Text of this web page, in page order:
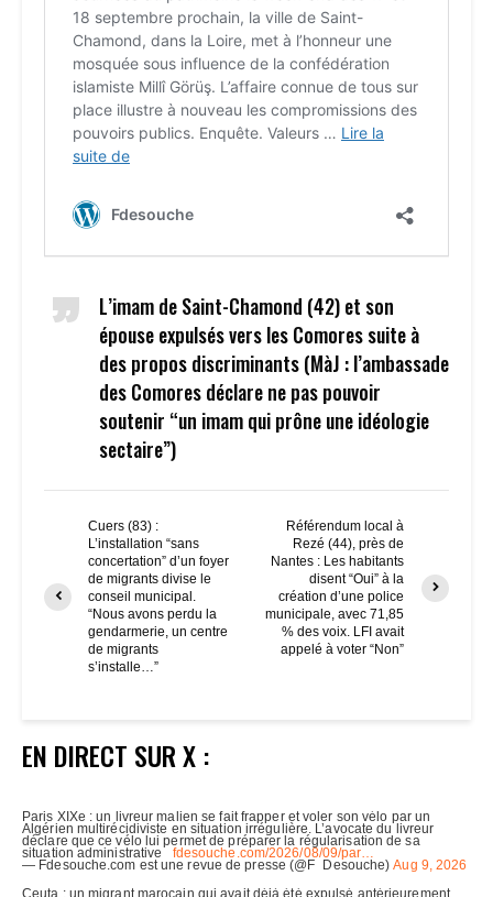
L’imam de Saint-Chamond (42) et son
épouse expulsés vers les Comores suite à
des propos discriminants (MàJ : l’ambassade
des Comores déclare ne pas pouvoir
soutenir “un imam qui prône une idéologie
sectaire”)
Cuers (83) :
L’installation “sans
concertation” d’un foyer
de migrants divise le
conseil municipal.
“Nous avons perdu la
gendarmerie, un centre
de migrants
s’installe…”
Référendum local à
Rezé (44), près de
Nantes : Les habitants
disent “Oui” à la
création d’une police
municipale, avec 71,85
% des voix. LFI avait
appelé à voter “Non”
EN DIRECT SUR X :